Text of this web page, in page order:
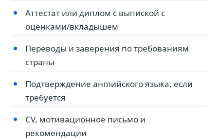
Аттестат или диплом с выпиской с
оценками/вкладышем
Переводы и заверения по требованиям
страны
Подтверждение английского языка, если
требуется
CV, мотивационное письмо и
рекомендации